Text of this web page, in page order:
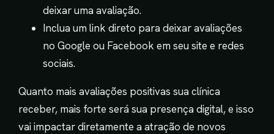
deixar uma avaliação.
Inclua um link direto para deixar avaliações
no Google ou Facebook em seu site e redes
sociais.
Quanto mais avaliações positivas sua clínica
receber, mais forte será sua presença digital, e isso
vai impactar diretamente a atração de novos